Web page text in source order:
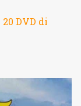
DVD di